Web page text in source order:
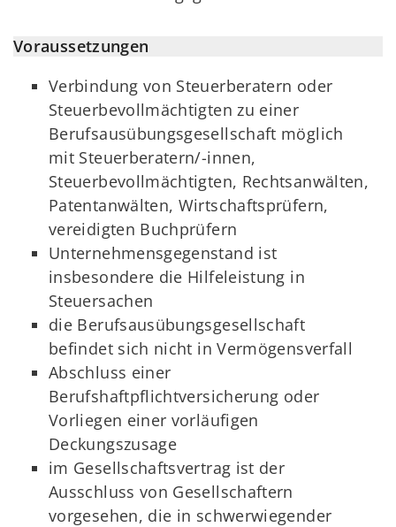
Voraussetzungen
Verbindung von Steuerberatern oder
Steuerbevollmächtigten zu einer
Berufsausübungsgesellschaft möglich
mit Steuerberatern/-innen,
Steuerbevollmächtigten, Rechtsanwälten,
Patentanwälten, Wirtschaftsprüfern,
vereidigten Buchprüfern
Unternehmensgegenstand ist
insbesondere die Hilfeleistung in
Steuersachen
die Berufsausübungsgesellschaft
befindet sich nicht in Vermögensverfall
Abschluss einer
Berufshaftpflichtversicherung oder
Vorliegen einer vorläufigen
Deckungszusage
im Gesellschaftsvertrag ist der
Ausschluss von Gesellschaftern
vorgesehen, die in schwerwiegender